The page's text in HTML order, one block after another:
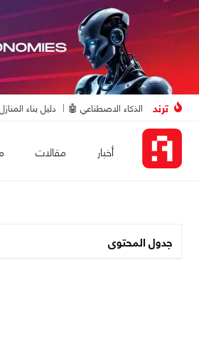
ترند الذكاء الاصطناعي 🤖 دليل بناء المنازل
أخبار مقالات
جدول المحتوى